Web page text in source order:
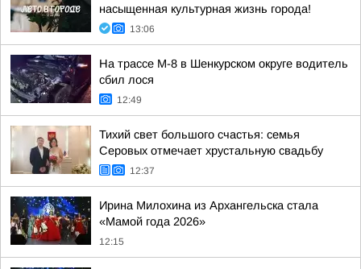
насыщенная культурная жизнь города!
13:06
На трассе М-8 в Шенкурском округе водитель
сбил лося
12:49
Тихий свет большого счастья: семья
Серовых отмечает хрустальную свадьбу
12:37
Ирина Милохина из Архангельска стала
«Мамой года 2026»
12:15